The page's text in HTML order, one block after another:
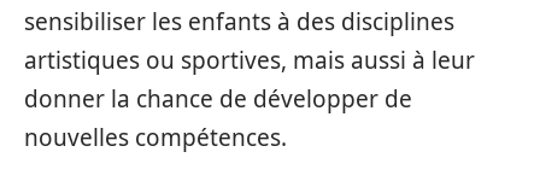
sensibiliser les enfants à des disciplines
artistiques ou sportives, mais aussi à leur
donner la chance de développer de
nouvelles compétences.